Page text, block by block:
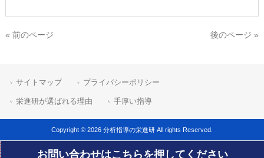
« 前のページ 後のページ »
サイトマップ プライバシーポリシー
栄進研が選ばれる理由 手厚い指導
Copyright © 2026 分析指導の栄進研 All rights Reserved.
お問い合わせはこちらを押してください